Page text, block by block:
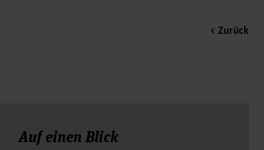
Zurück
Auf einen Blick